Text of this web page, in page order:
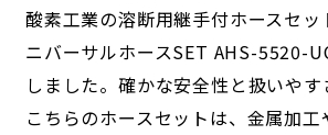
酸素工業の溶断用継手付ホースセッ
ニバーサルホースSET AHS-5520-
しました。確かな安全性と扱いや
こちらのホースセットは、金属加